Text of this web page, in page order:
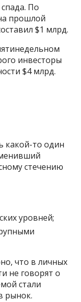
По
прошлой
$1 млрд.
инвесторы
$4 млрд.
какой-то один
стечению
уровней;
что в личных
не говорят о
стали
рынок.